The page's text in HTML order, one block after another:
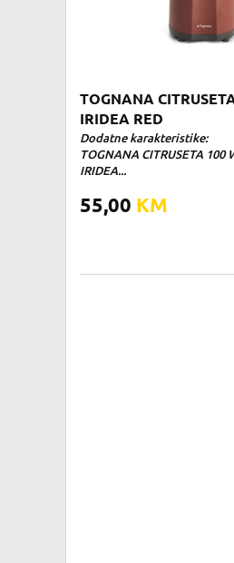
TOGNANA
IRIDEA RED
Dodatne karakteristike:
TOGNANA CITRUSETA 100
IRIDEA...
55,00 KM